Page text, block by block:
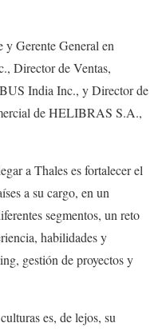
y Gerente General en
Director de Ventas,
India Inc., y Director de
de HELIBRAS S.A.,
a Thales es fortalecer el
a su cargo, en un
segmentos, un reto
habilidades y
gestión de proyectos y
es, de lejos, su